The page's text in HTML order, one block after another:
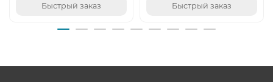
Быстрый заказ Быстрый заказ